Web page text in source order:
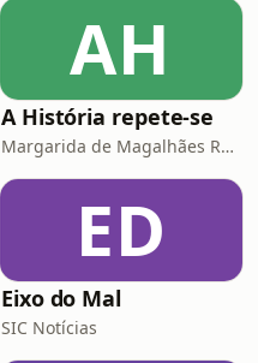
AH
A História repete-se
Margarida de Magalhães Ramalho e Lourenço Pereira Coutinho
ED
Eixo do Mal
SIC Notícias